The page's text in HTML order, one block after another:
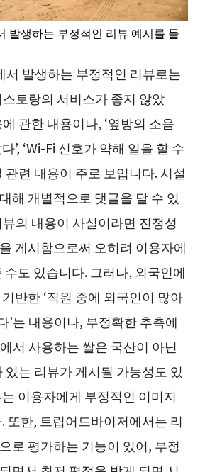
발생하는 부정적인 리뷰 예시를 들
서 발생하는 부정적인 리뷰로는
토랑의 서비스가 좋지 않았
관한 내용이나, ‘옆방의 소음
’, ‘Wi-Fi 신호가 약해 일을 할 수
관련 내용이 주로 보입니다. 시설
해 개별적으로 댓글을 달 수 있
의 내용이 사실이라면 진정성
게시함으로써 오히려 이용자에
수도 있습니다. 그러나, 외국인에
반한 ‘직원 중에 외국인이 많아
’는 내용이나, 부정확한 추측에
서 사용하는 쌀은 국산이 아닌
있는 리뷰가 게시될 가능성도 있
이용자에게 부정적인 이미지
또한, 트립어드바이저에서는 리
로 평가하는 기능이 있어, 부정